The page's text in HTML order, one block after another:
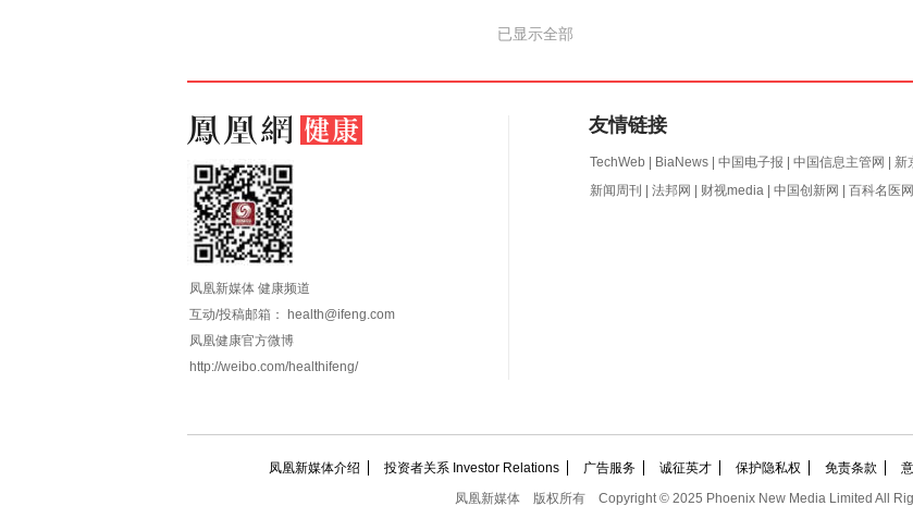
已显示全部
凤凰新媒体 健康频道
互动/投稿邮箱：
health@ifeng.com
凤凰健康官方微博
http://weibo.com/healthifeng/
友情链接
TechWeb BiaNews 中国电子报 中国信息主管网 新
新闻周刊
法邦网 财视media 中国创新网 百科名医网
凤凰新媒体介绍 投资者关系 Investor Relations 广告服务 诚征英才 保护隐私权 免责条款
凤凰新媒体
版权所有 Copyright © 2025 Phoenix New Media Limited All